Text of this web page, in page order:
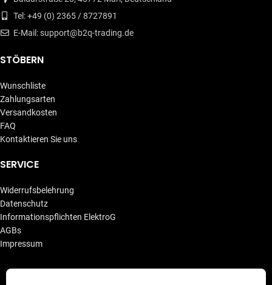
Tel: +49 (0) 2365 / 8727891
E-Mail: support@b2q-trading.de
STÖBERN
Wunschliste
Zahlungsarten
Versandkosten
FAQ
Kontaktieren Sie uns
SERVICE
Widerrufsbelehrung
Datenschutz
Informationspflichten ElektroG
AGBs
Impressum